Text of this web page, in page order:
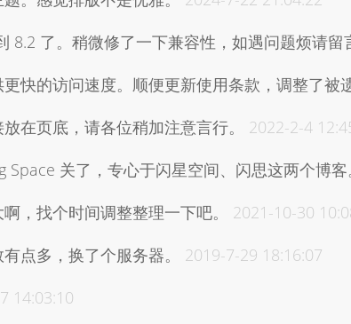
8.2 了。稍微修了一下兼容性，如遇问题烦请留
快的访问速度。顺便更新使用条款，调整了被
在页底，请各位稍加注意言行。
2022-2-4
Space 关了，专心于闪星空间、闪思这两个博客
，找个时间调整整理一下吧。
2021-10-30
点多，换了个服务器。
2019-7-29 18:16:07
14:03:10